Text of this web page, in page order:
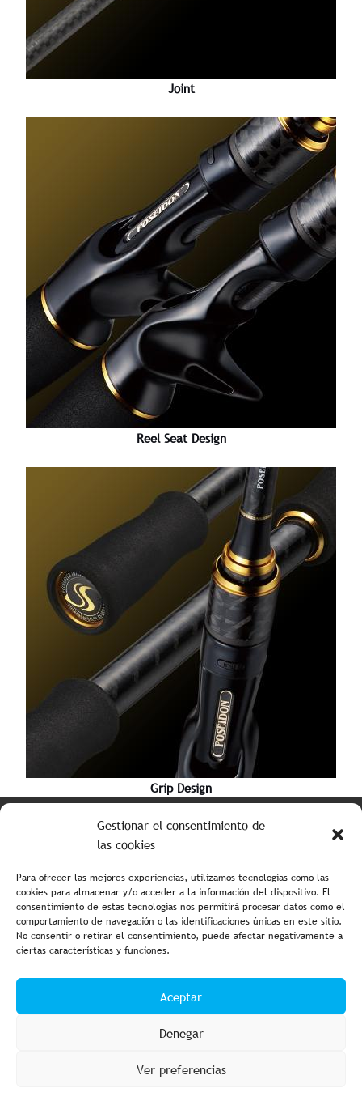
Gestionar el consentimiento de
las cookies
Para ofrecer las mejores experiencias, utilizamos tecnologías como las
cookies para almacenar y/o acceder a la información del dispositivo. El
consentimiento de estas tecnologías nos permitirá procesar datos como el
comportamiento de navegación o las identificaciones únicas en este sitio.
No consentir o retirar el consentimiento, puede afectar negativamente a
ciertas características y funciones.
Aceptar
Denegar
Ver preferencias
Joint
Reel Seat Design
Grip Design
Aviso legal y política de privacidad Política de cookies
Condiciones de compra Accesibilidad